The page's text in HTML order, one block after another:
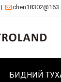
| 
БИДНИЙ